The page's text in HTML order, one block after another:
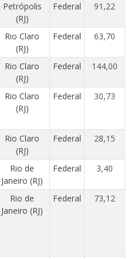
Petrópolis
(RJ)
Federal 91,22
Rio Claro
(RJ)
Federal 63,70
Rio Claro
(RJ)
Federal 144,00
Rio Claro
(RJ)
Federal 30,73
Rio Claro
(RJ)
Federal 28,15
Rio de
Janeiro (RJ)
Federal 3,40
Rio de
Janeiro (RJ)
Federal 73,12